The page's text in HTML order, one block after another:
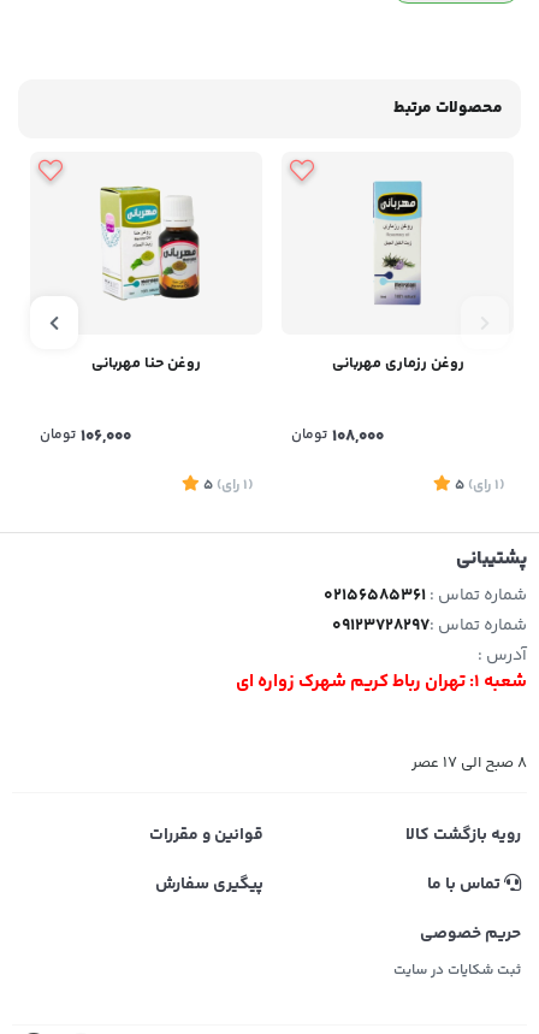
محصولات مرتبط
روغن رزماری مهربانی
108,000 تومان
(1 رای)
5
روغن حنا مهربانی
106,000 تومان
(1 رای)
5
پشتیبانی
شماره تماس :02156585361
شماره تماس :09123728297
آدرس :
شعبه 1: تهران رباط کریم شهرک زواره ای
8 صبح الی 17 عصر
رویه بازگشت کالا
قوانین و مقررات
تماس با ما
پیگیری سفارش
حریم خصوصی
ثبت شکایات در سایت